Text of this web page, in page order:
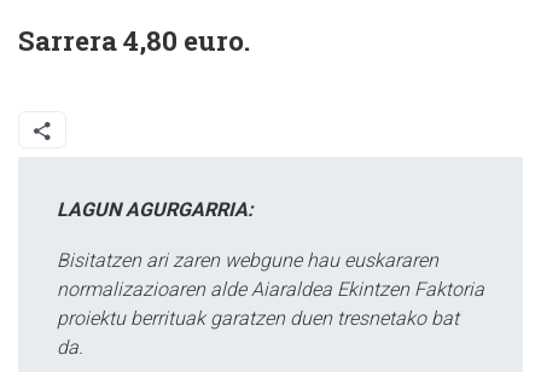
Sarrera 4,80 euro.
LAGUN AGURGARRIA:
Bisitatzen ari zaren webgune hau euskararen
normalizazioaren alde Aiaraldea Ekintzen Faktoria
proiektu berrituak garatzen duen tresnetako bat
da.